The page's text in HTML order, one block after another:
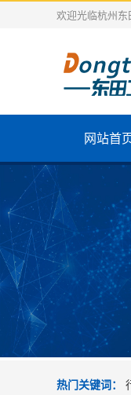
欢迎光临杭州东
网站首
热门关键词：